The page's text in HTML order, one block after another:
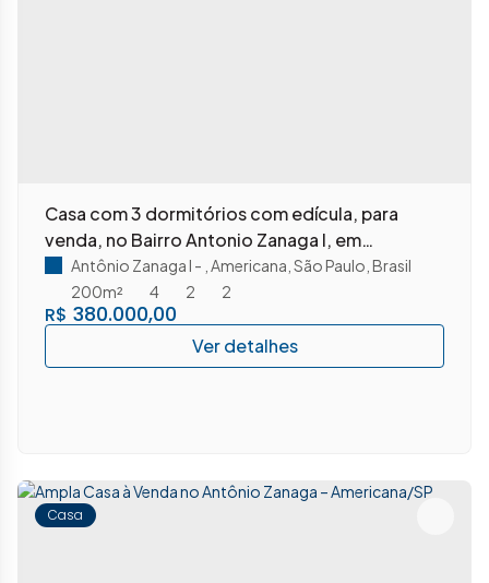
Casa com 3 dormitórios com edícula, para
venda, no Bairro Antonio Zanaga I, em
Americana, SP
R$ 380.000,00
Antônio Zanaga I Americana São Paulo Brasil
4
2
200m² 2
Casa